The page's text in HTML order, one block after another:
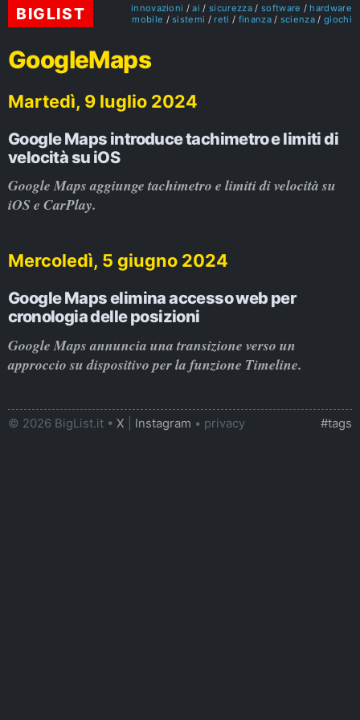
BIGLIST innovazioni ai sicurezza software
hardware
mobile
sistemi reti finanza scienza giochi
GoogleMaps
Martedì, 9 luglio 2024
Google Maps introduce tachimetro e limiti di
velocità su iOS
Google Maps aggiunge tachimetro e limiti di velocità su
iOS e CarPlay.
Mercoledì, 5 giugno 2024
Google Maps elimina accesso web per
cronologia delle posizioni
Google Maps annuncia una transizione verso un
approccio su dispositivo per la funzione Timeline.
© 2026 BigList.it • X Instagram • privacy #tags